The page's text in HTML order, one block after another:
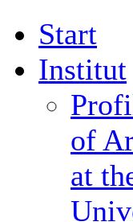
Start
Institut
of
at